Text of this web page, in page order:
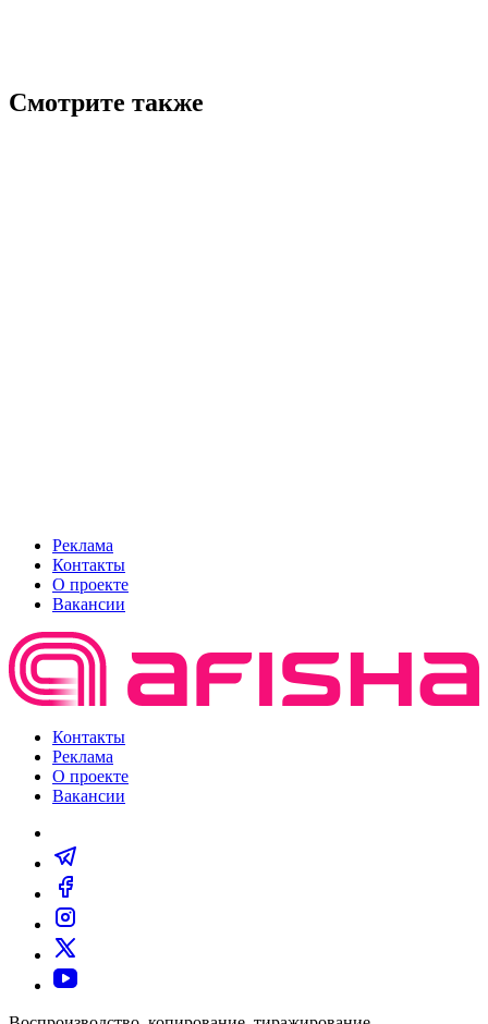
Смотрите также
Реклама
Контакты
О проекте
Вакансии
Контакты
Реклама
О проекте
Вакансии